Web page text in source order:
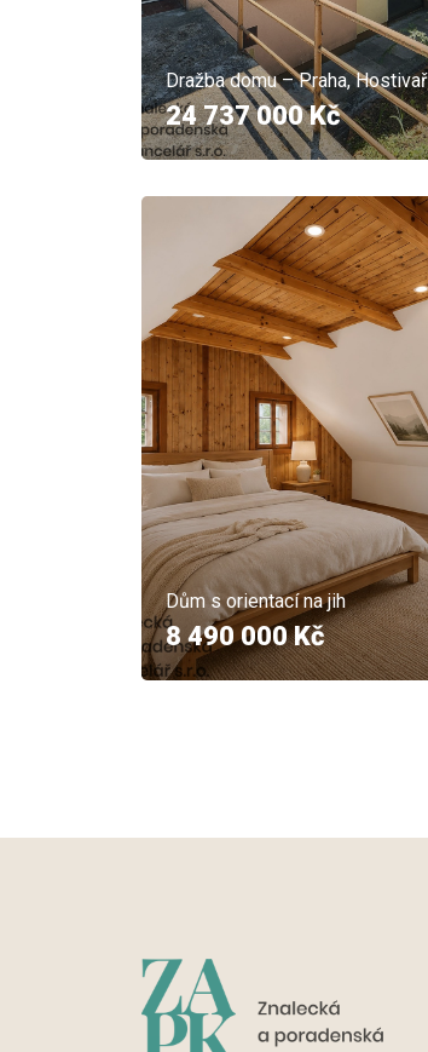
Dražba domu – Praha, Hostivař
24 737 000 Kč
Dům s orientací na jih
8 490 000 Kč